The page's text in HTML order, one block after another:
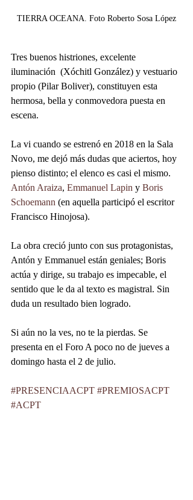
TIERRA OCEANA. Foto Roberto Sosa López
Tres buenos histriones, excelente
iluminación  (Xóchitl González) y vestuario
propio (Pilar Boliver), constituyen esta
hermosa, bella y conmovedora puesta en
escena.
La vi cuando se estrenó en 2018 en la Sala
Novo, me dejó más dudas que aciertos, hoy
pienso distinto; el elenco es casi el mismo.
Antón Araiza, Emmanuel Lapin y Boris
Schoemann (en aquella participó el escritor
Francisco Hinojosa).
La obra creció junto con sus protagonistas,
Antón y Emmanuel están geniales; Boris
actúa y dirige, su trabajo es impecable, el
sentido que le da al texto es magistral. Sin
duda un resultado bien logrado.
Si aún no la ves, no te la pierdas. Se
presenta en el Foro A poco no de jueves a
domingo hasta el 2 de julio.
#PRESENCIAACPT #PREMIOSACPT
#ACPT